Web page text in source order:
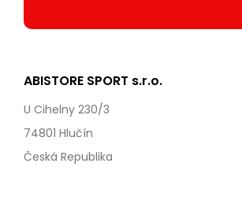
ABISTORE SPORT s.r.o.
U Cihelny 230/3
74801 Hlučín
Česká Republika